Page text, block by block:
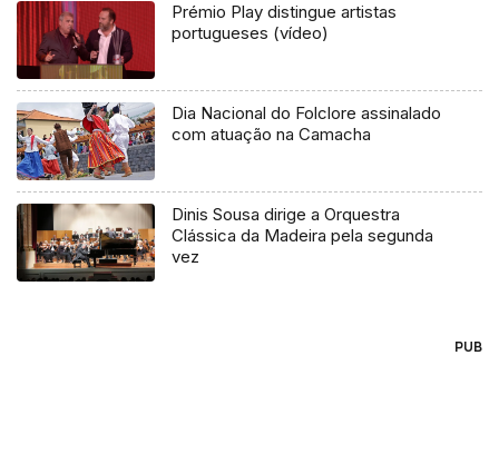
Prémio Play distingue artistas
portugueses (vídeo)
Dia Nacional do Folclore assinalado
com atuação na Camacha
Dinis Sousa dirige a Orquestra
Clássica da Madeira pela segunda
vez
PUB